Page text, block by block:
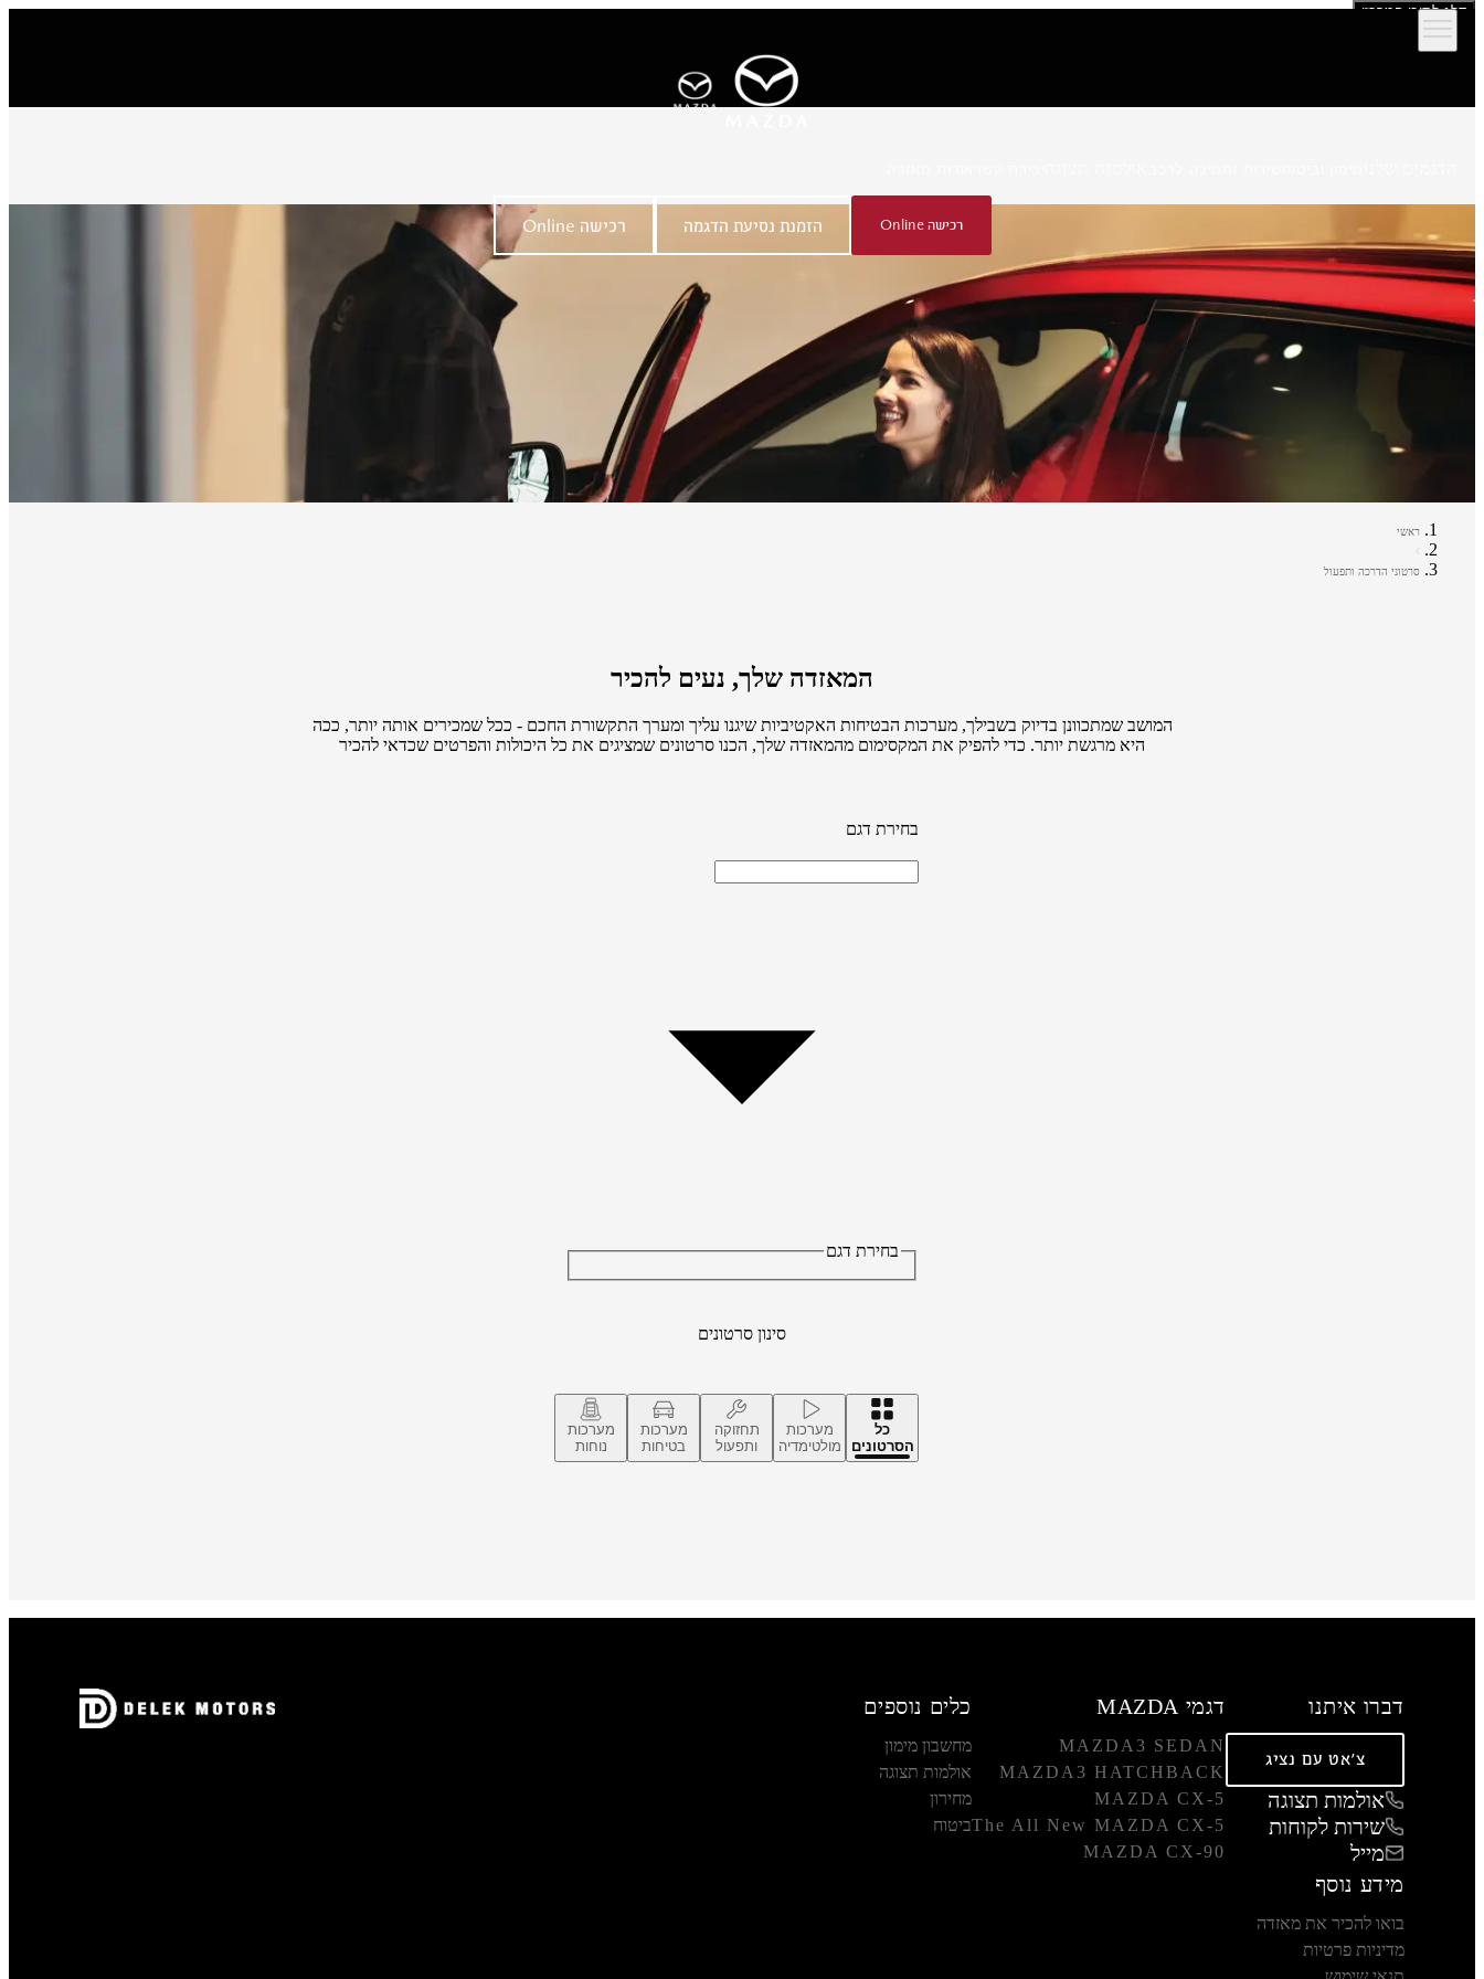
דלג לתוכן המרכזי
רכישה Online הזמנת נסיעת הדגמה רכישה Online
ראשי
סרטוני הדרכה ותפעול
המאזדה שלך, נעים להכיר
המושב שמתכוונן בדיוק בשבילך, מערכות הבטיחות האקטיביות שיגנו עליך ומערך התקשורת החכם - ככל שמכירים אותה יותר, ככה
היא מרגשת יותר. כדי להפיק את המקסימום מהמאזדה שלך, הכנו סרטונים שמציגים את כל היכולות והפרטים שכדאי להכיר
בחירת דגם
בחירת דגם
סינון סרטונים
כל
הסרטונים
מערכות
מולטימדיה
תחזוקה
ותפעול
מערכות
בטיחות
מערכות
נוחות
דברו איתנו
צ'אט עם נציג
אולמות תצוגה
שירות לקוחות
מייל
דגמי MAZDA
MAZDA3 SEDAN
MAZDA3 HATCHBACK
MAZDA CX-5
The All New MAZDA CX-5
MAZDA CX-90
כלים נוספים
מחשבון מימון
אולמות תצוגה
מחירון
ביטוח
מידע נוסף
בואו להכיר את מאזדה
מדיניות פרטיות